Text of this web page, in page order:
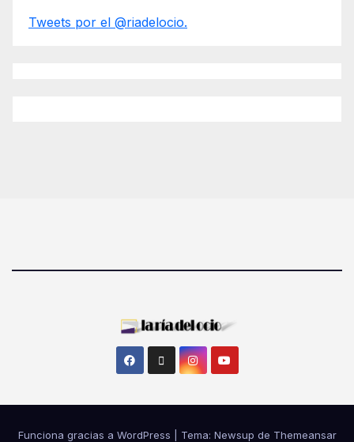
Tweets por el @riadelocio.
Funciona gracias a WordPress Tema: Newsup de Themeansar